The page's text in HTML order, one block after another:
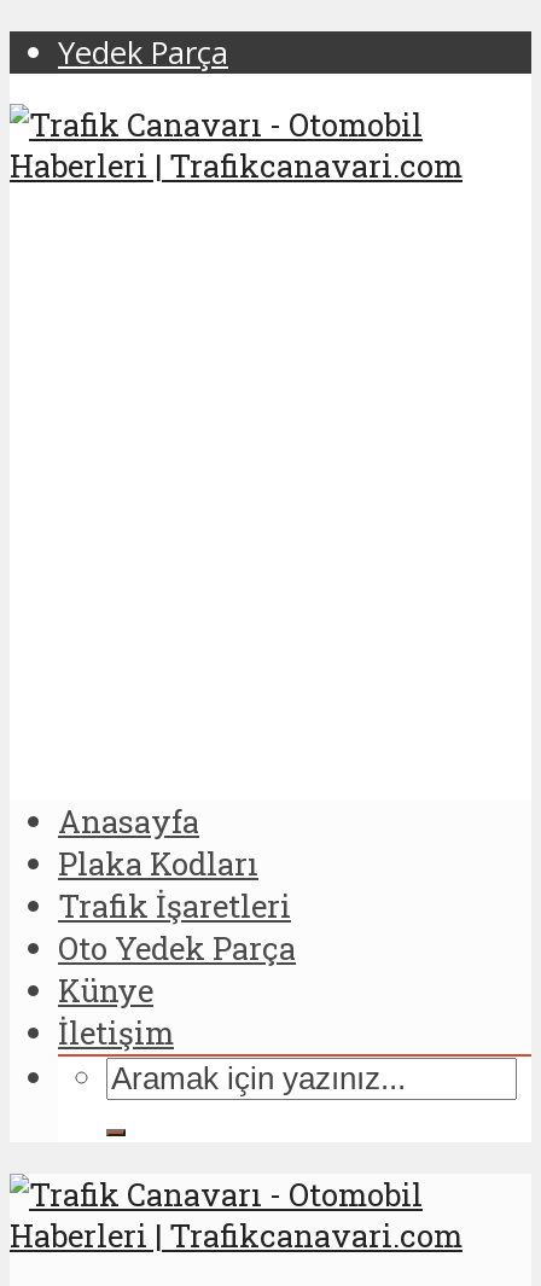
Yedek Parça
Anasayfa
Plaka Kodları
Trafik İşaretleri
Oto Yedek Parça
Künye
İletişim